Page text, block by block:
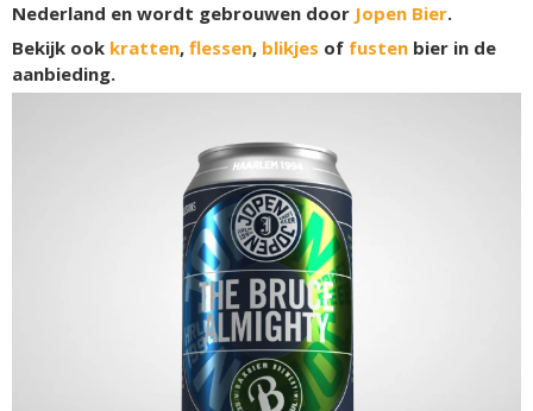
Nederland en wordt gebrouwen door Jopen Bier.
Bekijk ook kratten, flessen, blikjes of fusten bier in de
aanbieding.